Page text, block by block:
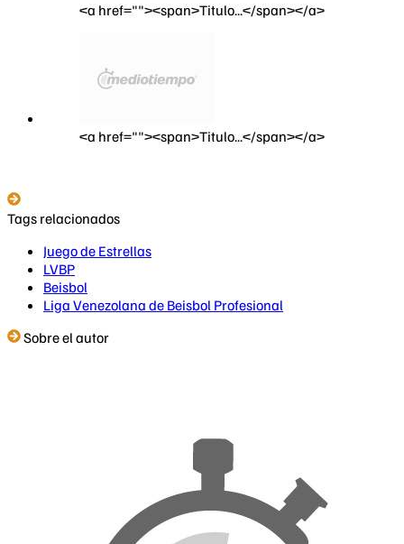
<a href=""><span>Titulo...</span></a>
<a href=""><span>Titulo...</span></a>
Tags relacionados
Juego de Estrellas
LVBP
Beisbol
Liga Venezolana de Beisbol Profesional
Sobre el autor